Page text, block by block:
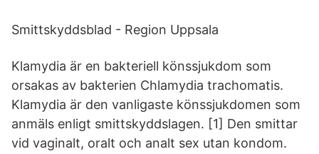
Smittskyddsblad - Region Uppsala
Klamydia är en bakteriell könssjukdom som
orsakas av bakterien Chlamydia trachomatis.
Klamydia är den vanligaste könssjukdomen som
anmäls enligt smittskyddslagen. [1] Den smittar
vid vaginalt, oralt och analt sex utan kondom.